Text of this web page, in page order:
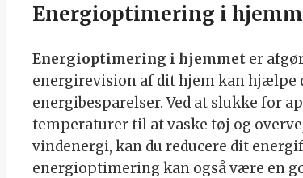
Energioptimering i
Energioptimering i hjemmet er
energirevision af dit hjem kan hjælpe
energibesparelser. Ved at slukke for
temperaturer til at vaske tøj og
vindenergi, kan du reducere dit
energioptimering kan også være en